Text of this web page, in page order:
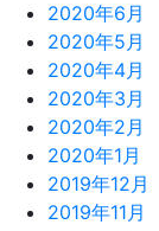
2020年6月
2020年5月
2020年4月
2020年3月
2020年2月
2020年1月
2019年12月
2019年11月